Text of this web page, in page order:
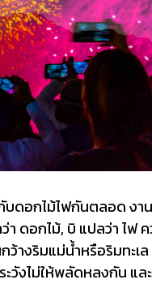
บดอกไม้ไฟกันตลอด ง
ดอกไม้, บิ แปลว่า ไฟ
างริมแม่น้ำหรือริมทะเ
วังไม่ให้พลัดหลงกัน แ